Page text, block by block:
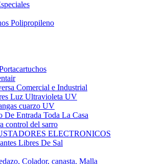
Polipropileno
Comercial e Industrial
Luz Ultravioleta UV
cuarzo UV
De Entrada Toda La Casa
control del sarro
ELECTRONICOS
Libres De Sal
Colador, canasta, Malla